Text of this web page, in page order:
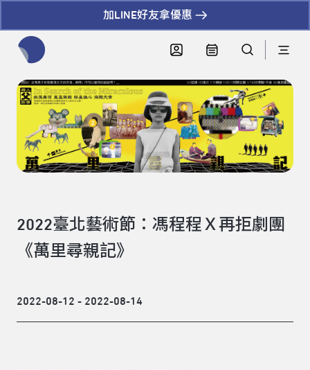
加LINE好友拿優惠
2022臺北藝術節：馮程程Ｘ再拒劇團
《萬里尋親記》
2022-08-12 - 2022-08-14